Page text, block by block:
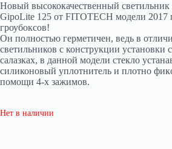
Новый высококачественный светильник
GipoLite 125 от FITOTECH модели 2017
гроубоксов!
Он полностью герметичен, ведь в
светильников с конструкции установки
салазках, в данной модели стекло
силиконовый уплотнитель и плотно
помощи 4-х зажимов.
Нет в наличии